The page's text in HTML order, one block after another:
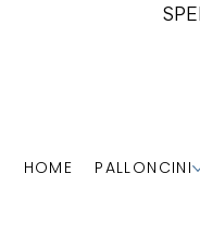
HOME PALLONCINI